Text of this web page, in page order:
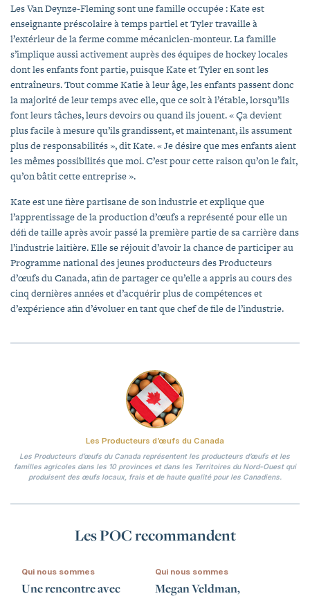
Les Van Deynze-Fleming sont une famille occupée : Kate est
enseignante préscolaire à temps partiel et Tyler travaille à
l’extérieur de la ferme comme mécanicien-monteur. La famille
s’implique aussi activement auprès des équipes de hockey locales
dont les enfants font partie, puisque Kate et Tyler en sont les
entraîneurs. Tout comme Katie à leur âge, les enfants passent donc
la majorité de leur temps avec elle, que ce soit à l’étable, lorsqu’ils
font leurs tâches, leurs devoirs ou quand ils jouent. « Ça devient
plus facile à mesure qu’ils grandissent, et maintenant, ils assument
plus de responsabilités », dit Kate. « Je désire que mes enfants aient
les mêmes possibilités que moi. C’est pour cette raison qu’on le fait,
qu’on bâtit cette entreprise ».
Kate est une fière partisane de son industrie et explique que
l’apprentissage de la production d’œufs a représenté pour elle un
défi de taille après avoir passé la première partie de sa carrière dans
l’industrie laitière. Elle se réjouit d’avoir la chance de participer au
Programme national des jeunes producteurs des Producteurs
d’œufs du Canada, afin de partager ce qu’elle a appris au cours des
cinq dernières années et d’acquérir plus de compétences et
d’expérience afin d’évoluer en tant que chef de file de l’industrie.
Les Producteurs d’œufs du Canada
Les Producteurs d’œufs du Canada représentent les producteurs d’œufs et les
familles agricoles dans les 10 provinces et dans les Territoires du Nord-Ouest qui
produisent des œufs locaux, frais et de haute qualité pour les Canadiens.
Les POC recommandent
Qui nous sommes
Une rencontre avec
Qui nous sommes
Megan Veldman,